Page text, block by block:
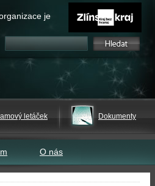
je
letáček Dokumenty
O nás